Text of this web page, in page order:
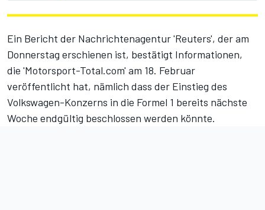
Ein Bericht der Nachrichtenagentur 'Reuters', der am
Donnerstag erschienen ist, bestätigt Informationen,
die 'Motorsport-Total.com' am 18. Februar
veröffentlicht hat, nämlich dass der Einstieg des
Volkswagen-Konzerns in die Formel 1 bereits nächste
Woche endgültig beschlossen werden könnte.